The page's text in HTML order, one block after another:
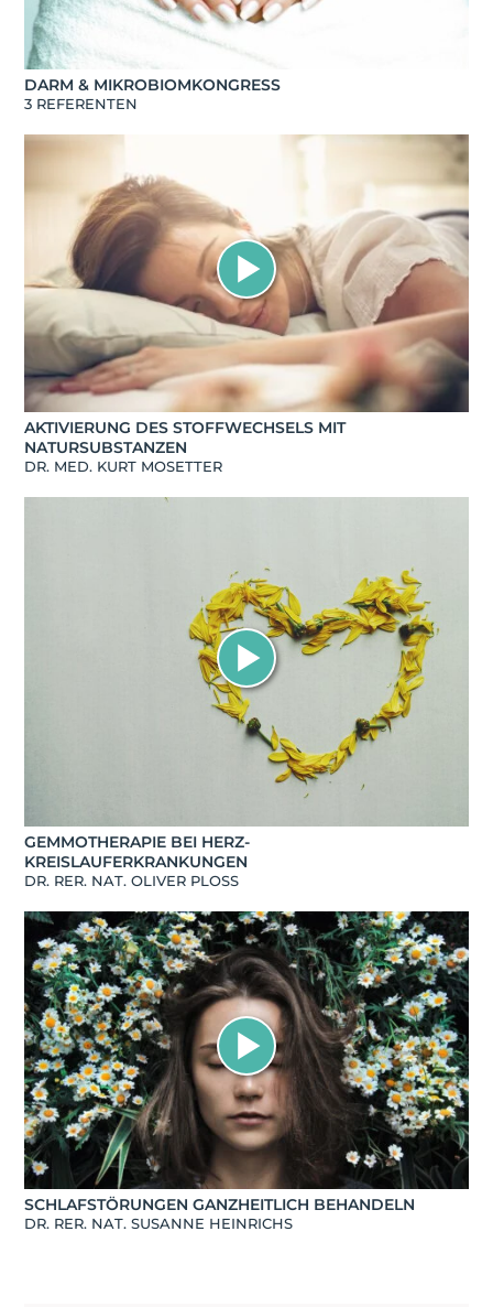
DARM & MIKROBIOMKONGRESS
3 REFERENTEN
AKTIVIERUNG DES STOFFWECHSELS MIT
NATURSUBSTANZEN
DR. MED. KURT MOSETTER
GEMMOTHERAPIE BEI HERZ-
KREISLAUFERKRANKUNGEN
DR. RER. NAT. OLIVER PLOSS
SCHLAFSTÖRUNGEN GANZHEITLICH BEHANDELN
DR. RER. NAT. SUSANNE HEINRICHS